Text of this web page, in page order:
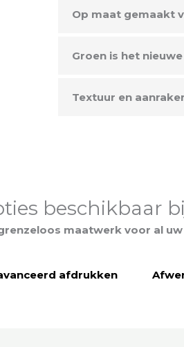
Op maat gemaakt
Groen is het
Textuur en
beschikbaar
maatwerk voor al
afdrukken